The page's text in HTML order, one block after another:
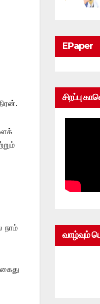
நாம்
EPaper
சிறப்பு
வாழ்வும்